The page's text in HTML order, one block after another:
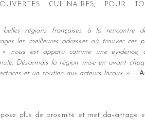
CULINAIRES, POUR
régions françaises à la rencontre
les meilleures adresses où trouver ces
nous est apparu comme une
Désormais la région mise en avant
et un soutien aux acteurs locaux. » –
plus de proximité et met davantage